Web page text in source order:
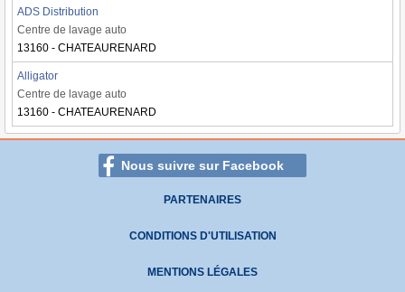
ADS Distribution
Centre de lavage auto
13160 - CHATEAURENARD
Alligator
Centre de lavage auto
13160 - CHATEAURENARD
Nous suivre sur Facebook
PARTENAIRES
CONDITIONS D'UTILISATION
MENTIONS LÉGALES